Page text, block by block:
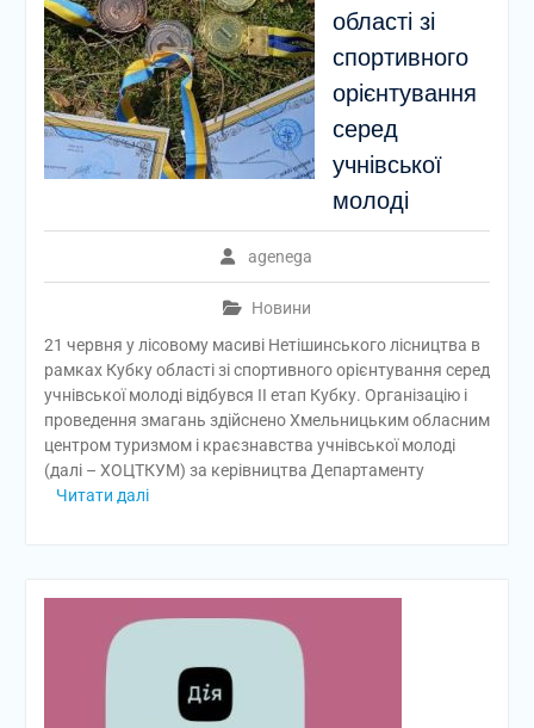
області зі
спортивного
орієнтування
серед
учнівської
молоді
agenega
Новини
21 червня у лісовому масиві Нетішинського лісництва в
рамках Кубку області зі спортивного орієнтування серед
учнівської молоді відбувся ІІ етап Кубку. Організацію і
проведення змагань здійснено Хмельницьким обласним
центром туризмом і краєзнавства учнівської молоді
(далі – ХОЦТКУМ) за керівництва Департаменту
Читати далі